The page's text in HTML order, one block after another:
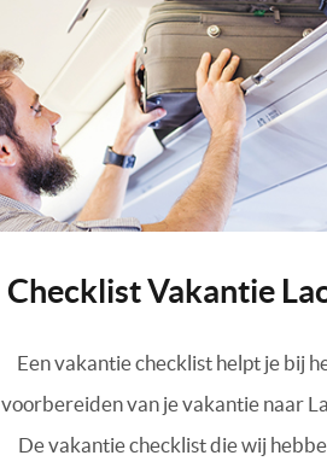
Checklist Vakantie
Een vakantie checklist helpt je bij
voorbereiden van je vakantie naar
De vakantie checklist die wij